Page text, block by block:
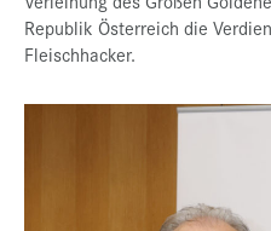
Republik Österreich die
Fleischhacker.